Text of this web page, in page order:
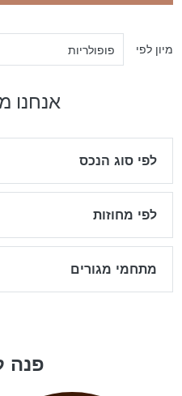
מיון לפי פופולריות
אנחנו
לפי סוג הנכס
לפי מחוזות
מתחמי מגורים
פנה